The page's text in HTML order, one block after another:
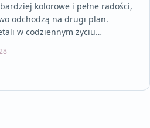
kolorowe i pełne radości,
odchodzą na drugi plan.
w codziennym życiu…